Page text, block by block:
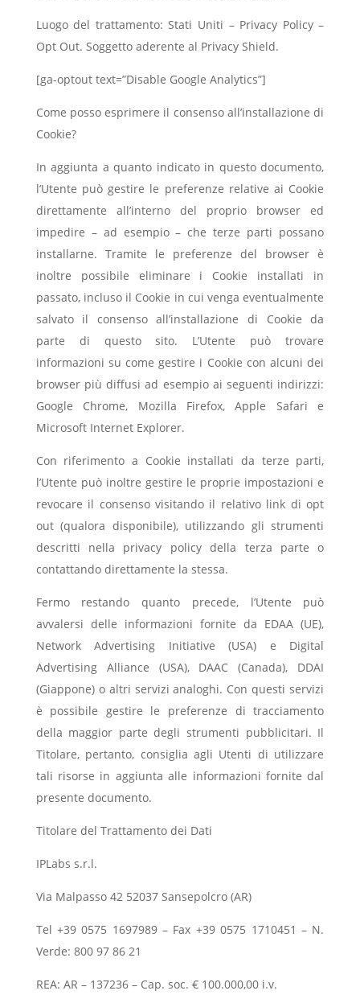
Luogo del trattamento: Stati Uniti – Privacy Policy –
Opt Out. Soggetto aderente al Privacy Shield.
[ga-optout text=”Disable Google Analytics”]
Come posso esprimere il consenso all’installazione di
Cookie?
In aggiunta a quanto indicato in questo documento,
l’Utente può gestire le preferenze relative ai Cookie
direttamente all’interno del proprio browser ed
impedire – ad esempio – che terze parti possano
installarne. Tramite le preferenze del browser è
inoltre possibile eliminare i Cookie installati in
passato, incluso il Cookie in cui venga eventualmente
salvato il consenso all’installazione di Cookie da
parte di questo sito. L’Utente può trovare
informazioni su come gestire i Cookie con alcuni dei
browser più diffusi ad esempio ai seguenti indirizzi:
Google Chrome, Mozilla Firefox, Apple Safari e
Microsoft Internet Explorer.
Con riferimento a Cookie installati da terze parti,
l’Utente può inoltre gestire le proprie impostazioni e
revocare il consenso visitando il relativo link di opt
out (qualora disponibile), utilizzando gli strumenti
descritti nella privacy policy della terza parte o
contattando direttamente la stessa.
Fermo restando quanto precede, l’Utente può
avvalersi delle informazioni fornite da EDAA (UE),
Network Advertising Initiative (USA) e Digital
Advertising Alliance (USA), DAAC (Canada), DDAI
(Giappone) o altri servizi analoghi. Con questi servizi
è possibile gestire le preferenze di tracciamento
della maggior parte degli strumenti pubblicitari. Il
Titolare, pertanto, consiglia agli Utenti di utilizzare
tali risorse in aggiunta alle informazioni fornite dal
presente documento.
Titolare del Trattamento dei Dati
IPLabs s.r.l.
Via Malpasso 42 52037 Sansepolcro (AR)
Tel +39 0575 1697989 – Fax +39 0575 1710451 – N.
Verde: 800 97 86 21
REA: AR – 137236 – Cap. soc. € 100.000,00 i.v.